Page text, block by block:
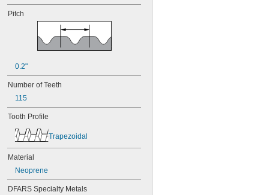
60XL031
60XL037
64MXL025
68MXL012
70MXL012
70XL025
70XL037
72MXL012
76MXL012
76MXL025
76XL025
76XL031
76XL037
80MXL012
Pitch
0.2"
Number of Teeth
115
Tooth Profile
Trapezoidal
Material
Neoprene
DFARS Specialty Metals